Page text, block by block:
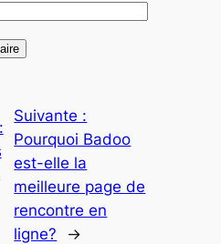
Suivante :
Pourquoi Badoo
est-elle la
meilleure page de
rencontre en
ligne?
→